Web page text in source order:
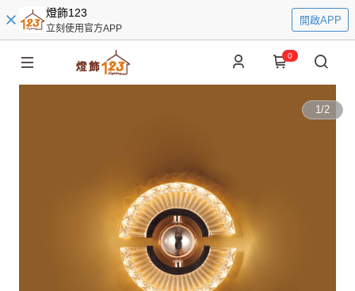
燈飾123
立刻使用官方APP
開啟APP
0
1/2